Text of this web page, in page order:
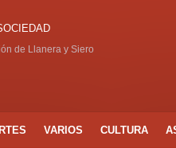
de Llanera y Siero
VARIOS CULTURA